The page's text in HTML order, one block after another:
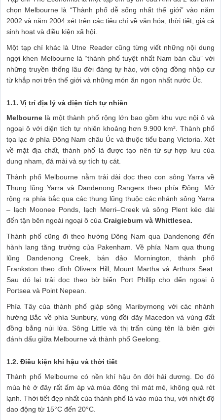
chọn Melbourne là “Thành phố dễ sống nhất thế giới” vào năm
2002 và năm 2004 xét trên các tiêu chí về văn hóa, thời tiết, giá cả
sinh hoạt và điều kiện xã hội.
Một tạp chí khác là Utne Reader cũng từng viết những nội dung
ngợi khen Melbourne là “thành phố tuyệt nhất Nam bán cầu” với
những truyền thống lâu đời đáng tự hào, với cộng đồng nhập cư
từ khắp nơi trên thế giới và những món ăn ngon nhất nước Úc.
1.1. Vị trí địa lý và diện tích tự nhiên
Melbourne là một thành phố rộng lớn bao gồm khu vực nội ô và
ngoại ô với diện tích tự nhiên khoảng hơn 9.900 km². Thành phố
tọa lạc ở phía Đông Nam châu Úc và thuộc tiểu bang Victoria. Xét
về mặt địa chất, thành phố là được tạo nên từ sự hợp lưu của
dung nham, đá mài và sự tích tụ cát.
Thành phố Melbourne nằm trải dài dọc theo con sông Yarra về
Thung lũng Yarra và Dandenong Rangers theo phía Đông. Mở
rộng ra phía bắc qua các thung lũng thuộc các nhánh sông Yarra
– lạch Moonee Ponds, lạch Merri–Creek và sông Plent kéo dài
đến tận bên ngoài ngoại ô của Craigieburn và Whittlesea.
Thành phố cũng đi theo hướng Đông Nam qua Dandenong đến
hành lang tăng trưởng của Pakenham. Về phía Nam qua thung
lũng Dandenong Creek, bán đảo Mornington, thành phố
Frankston theo đỉnh Olivers Hill, Mount Martha và Arthurs Seat.
Sau đó lại trải dọc theo bờ biển Port Phillip cho đến ngoại ô
Portsea và Point Nepean.
Phía Tây của thành phố giáp sông Maribyrnong với các nhánh
hướng Bắc về phía Sunbury, vùng đồi dãy Macedon và vùng đất
đồng bằng núi lửa. Sông Little và thị trấn cùng tên là biên giới
đánh dấu giữa Melbourne và thành phố Geelong.
1.2. Điều kiện khí hậu và thời tiết
Thành phố Melbourne có nền khí hậu ôn đới hải dương. Do đó
mùa hè ở đây rất ấm áp và mùa đông thì mát mẻ, không quá rét
lạnh. Thời tiết đẹp nhất của thành phố là vào mùa thu, với nhiệt độ
dao động từ 15°C đến 20°C.